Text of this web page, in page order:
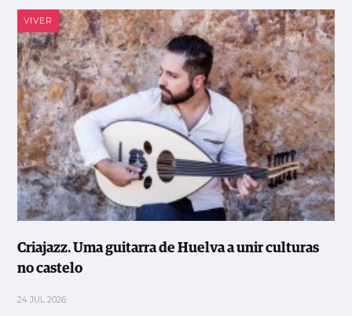
VIVER
Criajazz. Uma guitarra de Huelva a unir culturas
no castelo
24 JUL 2026